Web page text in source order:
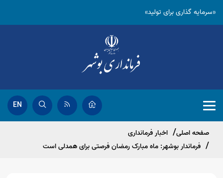
«سرمایه گذاری برای تولید»
EN
صفحه اصلی
اخبار فرمانداری
فرماندار بوشهر: ماه مبارک رمضان فرصتی برای همدلی است